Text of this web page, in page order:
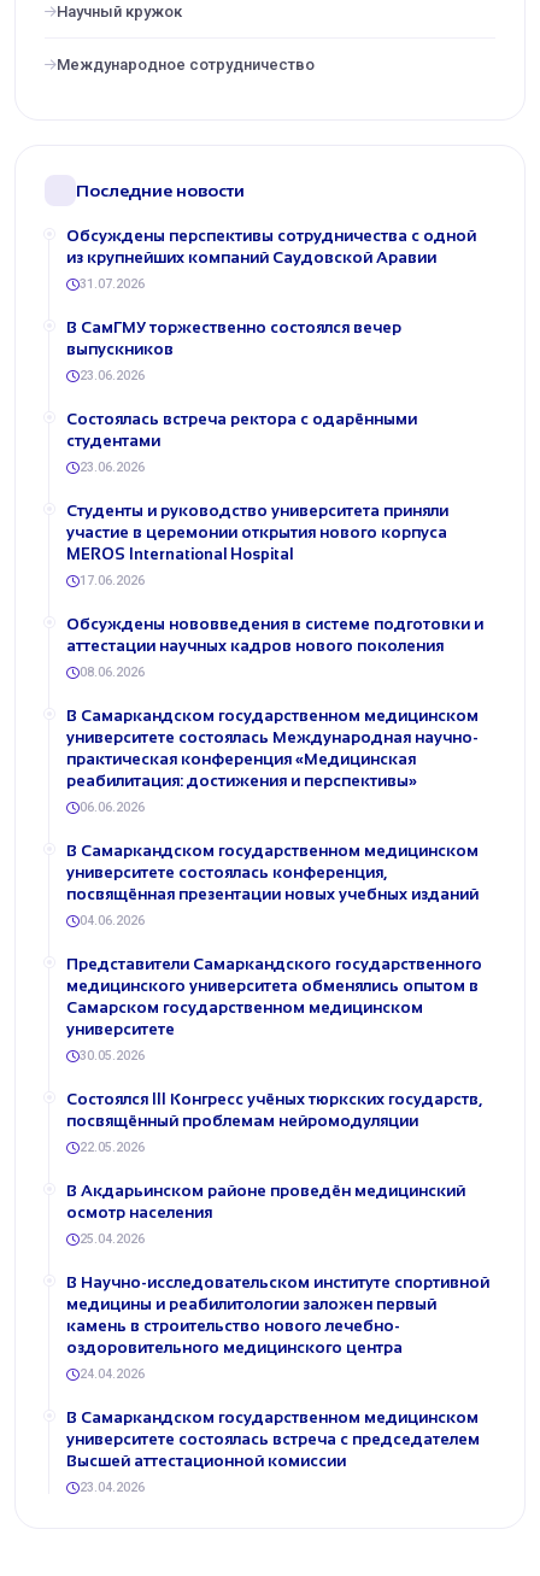
Научный кружок
Международное сотрудничество
Последние новости
Обсуждены перспективы сотрудничества с одной
из крупнейших компаний Саудовской Аравии
31.07.2026
В СамГМУ торжественно состоялся вечер
выпускников
23.06.2026
Состоялась встреча ректора с одарёнными
студентами
23.06.2026
Студенты и руководство университета приняли
участие в церемонии открытия нового корпуса
MEROS International Hospital
17.06.2026
Обсуждены нововведения в системе подготовки и
аттестации научных кадров нового поколения
08.06.2026
В Самаркандском государственном медицинском
университете состоялась Международная научно-
практическая конференция «Медицинская
реабилитация: достижения и перспективы»
06.06.2026
В Самаркандском государственном медицинском
университете состоялась конференция,
посвящённая презентации новых учебных изданий
04.06.2026
Представители Самаркандского государственного
медицинского университета обменялись опытом в
Самарском государственном медицинском
университете
30.05.2026
Состоялся III Конгресс учёных тюркских государств,
посвящённый проблемам нейромодуляции
22.05.2026
В Акдарьинском районе проведён медицинский
осмотр населения
25.04.2026
В Научно-исследовательском институте спортивной
медицины и реабилитологии заложен первый
камень в строительство нового лечебно-
оздоровительного медицинского центра
24.04.2026
В Самаркандском государственном медицинском
университете состоялась встреча с председателем
Высшей аттестационной комиссии
23.04.2026